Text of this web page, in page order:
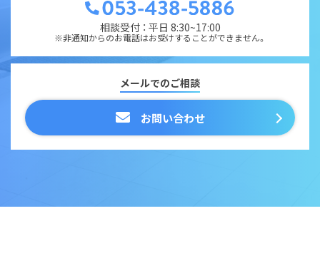
相談受付 ： 平日 8:30~17:00
※非通知からのお電話はお受けすることができません。
メールでのご相談
お問い合わせ